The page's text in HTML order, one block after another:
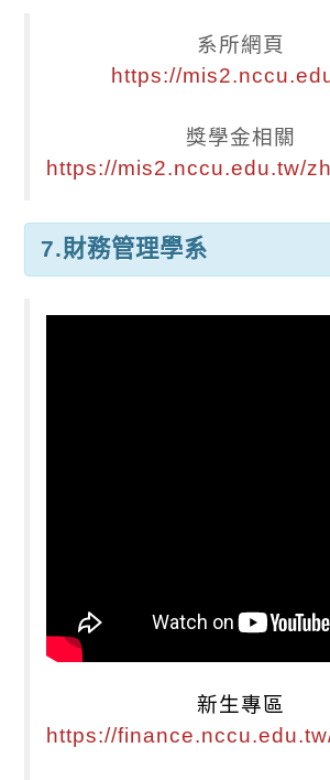
系所網頁
https://
獎學金相關
https://mis2.nccu.edu.tw/
7.財務管理學系
新生專區
https://